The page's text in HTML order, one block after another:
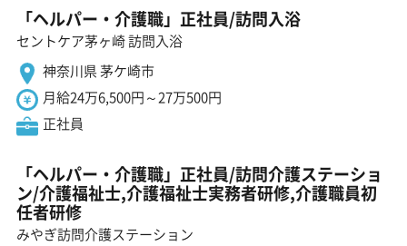
「ヘルパー・介護職」正社員/訪問入浴
セントケア茅ヶ崎 訪問入浴
神奈川県 茅ケ崎市
月給24万6,500円～27万500円
正社員
「ヘルパー・介護職」正社員/訪問介護ステーショ
ン/介護福祉士,介護福祉士実務者研修,介護職員初
任者研修
みやぎ訪問介護ステーション